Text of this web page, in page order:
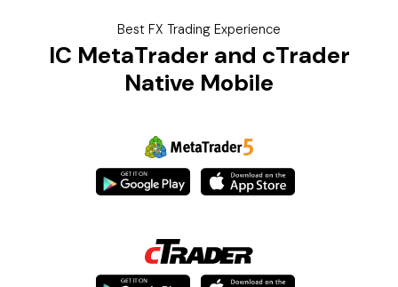
Best FX Trading Experience
IC MetaTrader and cTrader
Native Mobile